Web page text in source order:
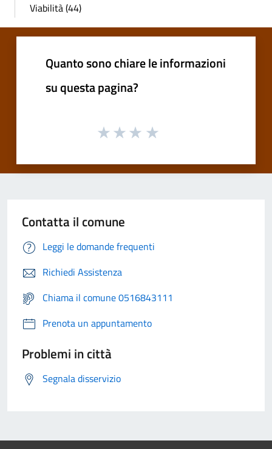
Viabilità (44)
Quanto sono chiare le informazioni
su questa pagina?
Contatta il comune
Leggi le domande frequenti
Richiedi Assistenza
Chiama il comune 0516843111
Prenota un appuntamento
Problemi in città
Segnala disservizio